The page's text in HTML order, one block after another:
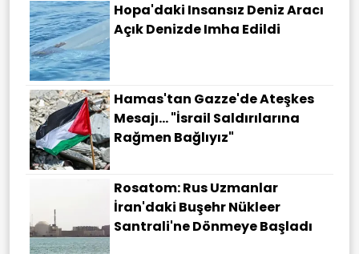
Hopa'daki Insansız Deniz Aracı
Açık Denizde Imha Edildi
Hamas'tan Gazze'de Ateşkes
Mesajı... "İsrail Saldırılarına
Rağmen Bağlıyız"
Rosatom: Rus Uzmanlar
İran'daki Buşehr Nükleer
Santrali'ne Dönmeye Başladı